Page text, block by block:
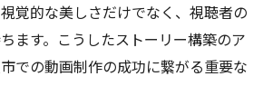
覚的な美しさだけでなく、視聴者の
ます。こうしたストーリー構築のア
での動画制作の成功に繋がる重要な